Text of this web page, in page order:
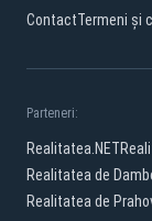
ContactTermeni și
Parteneri:
Realitatea.NET
Realitatea de
Realitatea de